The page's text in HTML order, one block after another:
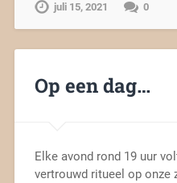
juli 15, 2021 0
Op een dag…
Elke avond rond 19 uur
vertrouwd ritueel op onze